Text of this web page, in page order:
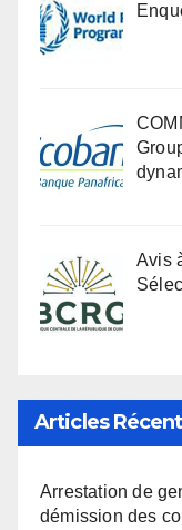
Avis
Articles
Arrestation de
démission des